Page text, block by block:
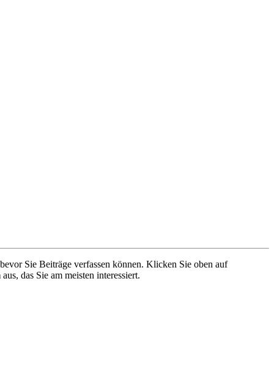
Sie Beiträge verfassen können. Klicken Sie oben auf
das Sie am meisten interessiert.